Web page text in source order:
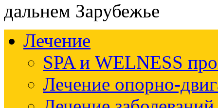
дальнем Зарубежье
Лечение
SPA и WELNESS
Лечение опорно-